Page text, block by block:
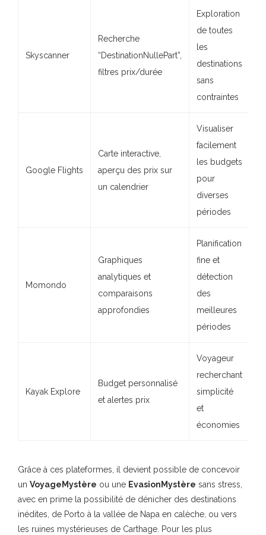
Skyscanner
Recherche
“DestinationNullePart”,
filtres prix/durée
Exploration
de toutes
les
destinations
sans
contraintes
Google Flights
Carte interactive,
aperçu des prix sur
un calendrier
Visualiser
facilement
les budgets
pour
diverses
périodes
Momondo
Graphiques
analytiques et
comparaisons
approfondies
Planification
fine et
détection
des
meilleures
périodes
Kayak Explore
Budget personnalisé
et alertes prix
Voyageur
recherchant
simplicité
et
économies
Grâce à ces plateformes, il devient possible de concevoir
un VoyageMystère ou une EvasionMystère sans stress,
avec en prime la possibilité de dénicher des destinations
inédites, de Porto à la vallée de Napa en calèche, ou vers
les ruines mystérieuses de Carthage. Pour les plus